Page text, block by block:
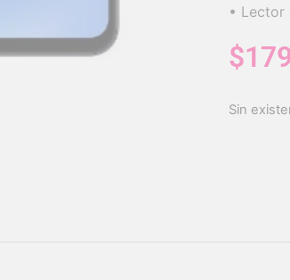
• Lector
$
Sin